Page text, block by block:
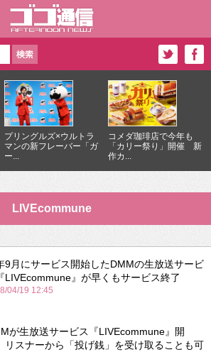
プリングルズ×ウルトラ
マンの新フレーバー「ガ
ー...
コメダ珈琲店で今年も
「カリー祭り」開催 新
作カ...
LIVEcommune
9月にサービス開始したDMMの生放送サービ
LIVEcommune』が早くもサービス終了
04/19 12:45
が生放送サービス『LIVEcommune』開
スナーから「投げ銭」を受け取ることも可